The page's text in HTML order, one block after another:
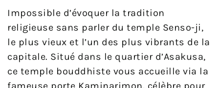
Impossible d’évoquer la tradition
religieuse sans parler du temple Senso-ji,
le plus vieux et l’un des plus vibrants de la
capitale. Situé dans le quartier d’Asakusa,
ce temple bouddhiste vous accueille via la
fameuse porte Kaminarimon, célèbre pour